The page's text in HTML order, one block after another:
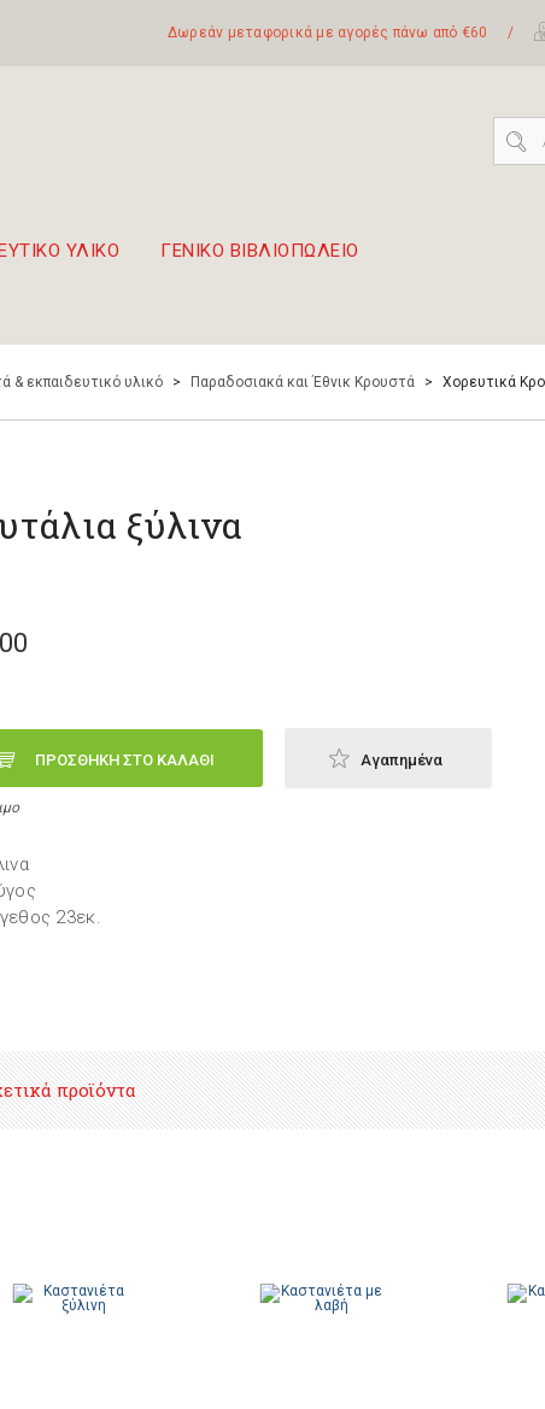
Δωρεάν μεταφορικά με αγορές πάνω από €60 /
ΥΛΙΚΟ ΓΕΝΙΚΟ ΒΙΒΛΙΟΠΩΛΕΙΟ
& εκπαιδευτικό υλικό > Παραδοσιακά και Έθνικ Κρουστά > Χορευτικά
ξύλινα
ΠΡΟΣΘΗΚΗ ΣΤΟ ΚΑΛΑΘΙ Αγαπημένα
23εκ.
προϊόντα